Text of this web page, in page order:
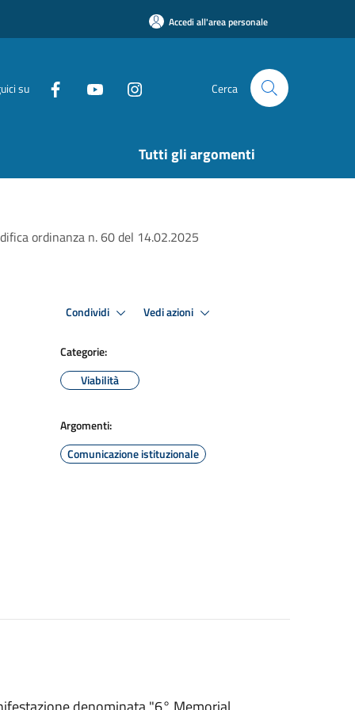
Accedi all'area personale
su Cerca
Tutti gli argomenti
ordinanza n. 60 del 14.02.2025
Condividi Vedi azioni
Categorie:
Viabilità
Argomenti:
Comunicazione istituzionale